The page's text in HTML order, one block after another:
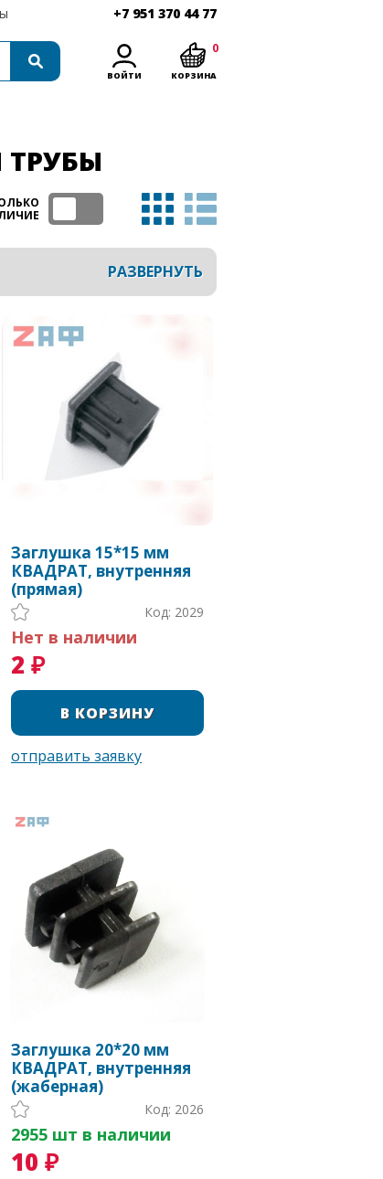
+7 951 370 44 77
ВОЙТИ КОРЗИНА
0
РАЗВЕРНУТЬ
Заглушка 15*15 мм
КВАДРАТ, внутренняя
(прямая)
Код: 2029
Нет в наличии
2 ₽
Заглушка 20*20 мм
КВАДРАТ, внутренняя
(жаберная)
Код: 2026
2955 шт в наличии
10 ₽